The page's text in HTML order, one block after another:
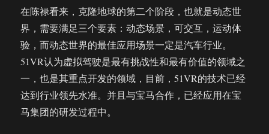
在陈禄看来，克隆地球的第二个阶段，也就是动态世
界，需要满足三个要素：动态场景，可交互，运动体
验，而动态世界的最佳应用场景一定是汽车行业。
51VR认为虚拟驾驶是最有挑战性和最有价值的领域之
一，也是其重点开发的领域，目前，51VR的技术已经
达到行业领先水准。并且与宝马合作，已经应用在宝
马集团的研发过程中。